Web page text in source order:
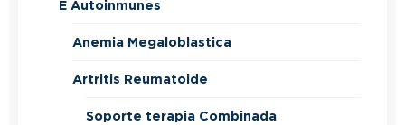
E Autoinmunes
Anemia Megaloblastica
Artritis Reumatoide
Soporte terapia Combinada